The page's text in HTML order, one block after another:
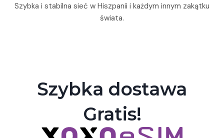
Szybka i stabilna sieć w Hiszpanii i każdym innym zakątku
świata.
Szybka dostawa
Gratis!